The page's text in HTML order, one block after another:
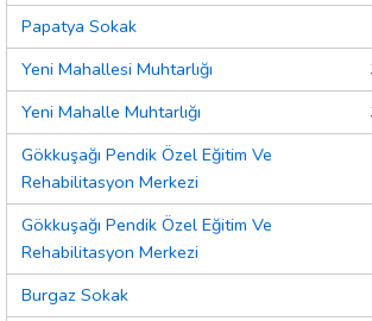
Papatya Sokak
Yeni Mahallesi Muhtarlığı
Yeni Mahalle Muhtarlığı
Gökkuşağı Pendik Özel Eğitim Ve
Rehabilitasyon Merkezi
Gökkuşağı Pendik Özel Eğitim Ve
Rehabilitasyon Merkezi
Burgaz Sokak